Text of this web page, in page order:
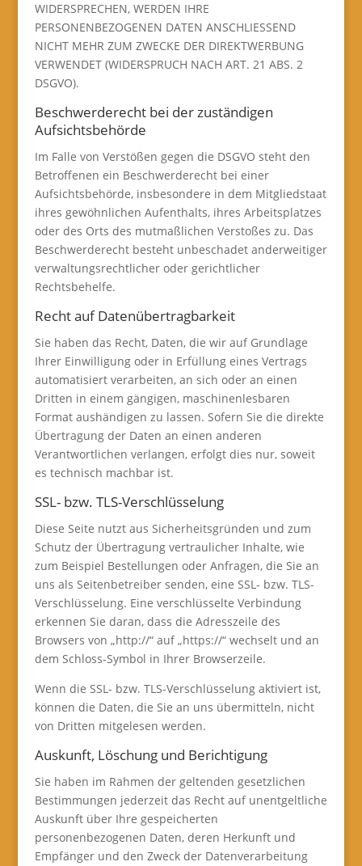
WIDERSPRECHEN, WERDEN IHRE
PERSONENBEZOGENEN DATEN ANSCHLIESSEND
NICHT MEHR ZUM ZWECKE DER DIREKTWERBUNG
VERWENDET (WIDERSPRUCH NACH ART. 21 ABS. 2
DSGVO).
Beschwerde­recht bei der zuständigen
Aufsichts­behörde
Im Falle von Verstößen gegen die DSGVO steht den
Betroffenen ein Beschwerderecht bei einer
Aufsichtsbehörde, insbesondere in dem Mitgliedstaat
ihres gewöhnlichen Aufenthalts, ihres Arbeitsplatzes
oder des Orts des mutmaßlichen Verstoßes zu. Das
Beschwerderecht besteht unbeschadet anderweitiger
verwaltungsrechtlicher oder gerichtlicher
Rechtsbehelfe.
Recht auf Daten­übertrag­barkeit
Sie haben das Recht, Daten, die wir auf Grundlage
Ihrer Einwilligung oder in Erfüllung eines Vertrags
automatisiert verarbeiten, an sich oder an einen
Dritten in einem gängigen, maschinenlesbaren
Format aushändigen zu lassen. Sofern Sie die direkte
Übertragung der Daten an einen anderen
Verantwortlichen verlangen, erfolgt dies nur, soweit
es technisch machbar ist.
SSL- bzw. TLS-Verschlüsselung
Diese Seite nutzt aus Sicherheitsgründen und zum
Schutz der Übertragung vertraulicher Inhalte, wie
zum Beispiel Bestellungen oder Anfragen, die Sie an
uns als Seitenbetreiber senden, eine SSL- bzw. TLS-
Verschlüsselung. Eine verschlüsselte Verbindung
erkennen Sie daran, dass die Adresszeile des
Browsers von „http://“ auf „https://“ wechselt und an
dem Schloss-Symbol in Ihrer Browserzeile.
Wenn die SSL- bzw. TLS-Verschlüsselung aktiviert ist,
können die Daten, die Sie an uns übermitteln, nicht
von Dritten mitgelesen werden.
Auskunft, Löschung und Berichtigung
Sie haben im Rahmen der geltenden gesetzlichen
Bestimmungen jederzeit das Recht auf unentgeltliche
Auskunft über Ihre gespeicherten
personenbezogenen Daten, deren Herkunft und
Empfänger und den Zweck der Datenverarbeitung